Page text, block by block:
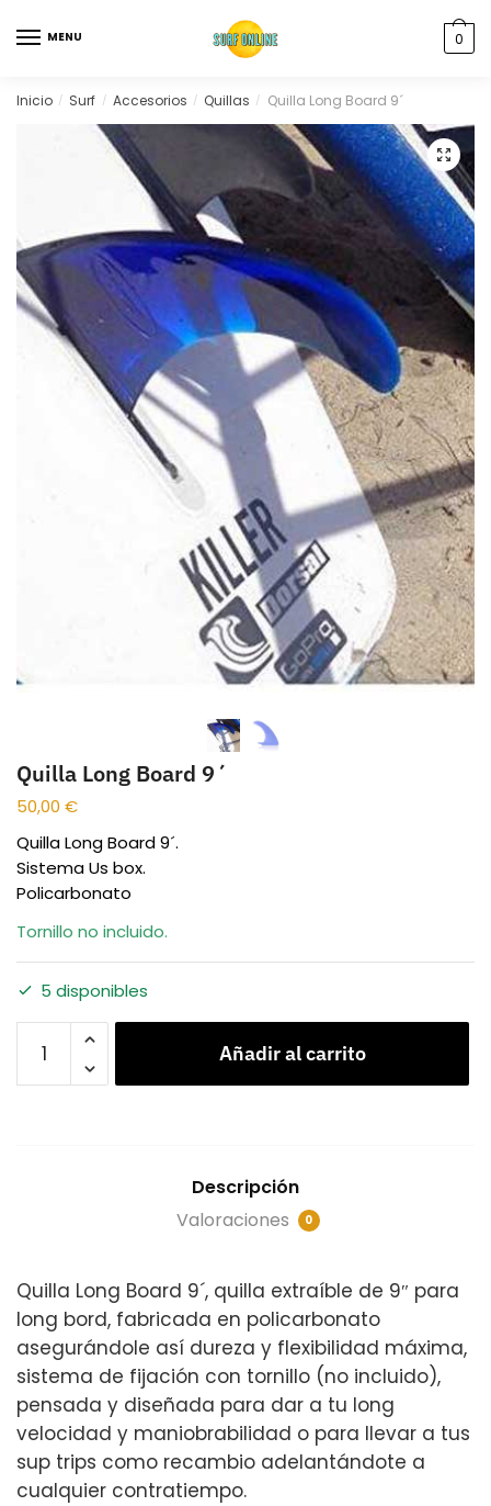
MENU 0
Inicio / Surf / Accesorios / Quillas / Quilla Long Board 9´
🔍
Quilla Long Board 9´
50,00 €
Quilla Long Board 9´.
Sistema Us box.
Policarbonato
Tornillo no incluido.
5 disponibles
Añadir al carrito
Descripción
Valoraciones
0
Quilla Long Board 9´, quilla extraíble de 9″ para
long bord, fabricada en policarbonato
asegurándole así dureza y flexibilidad máxima,
sistema de fijación con tornillo (no incluido),
pensada y diseñada para dar a tu long
velocidad y maniobrabilidad o para llevar a tus
sup trips como recambio adelantándote a
cualquier contratiempo.